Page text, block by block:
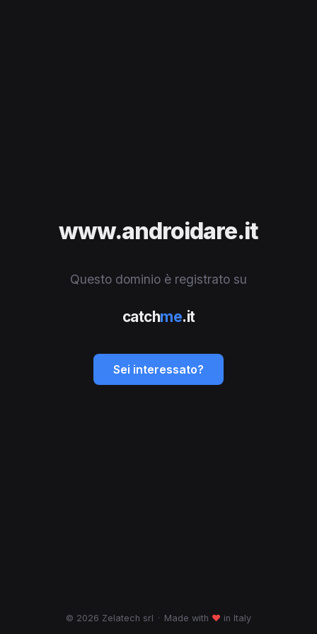
www.androidare.it
Questo dominio è registrato su
catchme.it
Sei interessato?
© 2026 Zelatech srl · Made with ♥ in Italy